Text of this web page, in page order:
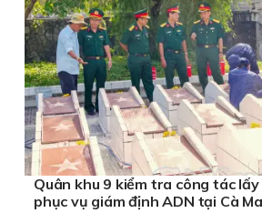
Quân khu 9 kiểm tra công tác
phục vụ giám định ADN tại Cà